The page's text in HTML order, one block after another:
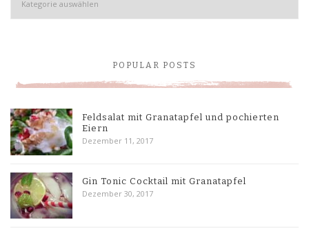
POPULAR POSTS
Feldsalat mit Granatapfel und pochierten
Eiern
Dezember 11, 2017
Gin Tonic Cocktail mit Granatapfel
Dezember 30, 2017